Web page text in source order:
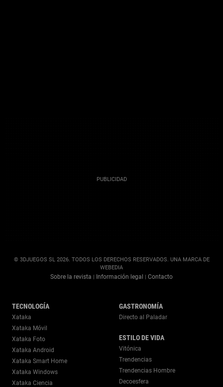
© 3DJUEGOS SL 2026. TODOS LOS DERECHOS RESERVADOS. UNA MARCA DE
WEBEDIA
Sobre la revista | Información legal | Contacto
TECNOLOGÍA
Xataka
Xataka Móvil
Xataka Foto
Xataka Android
Xataka Smart Home
Xataka Windows
Xataka Ciencia
GASTRONOMÍA
Directo al Paladar
ESTILO DE VIDA
Vitónica
Trendencias
Trendencias Hombre
Decoesfera